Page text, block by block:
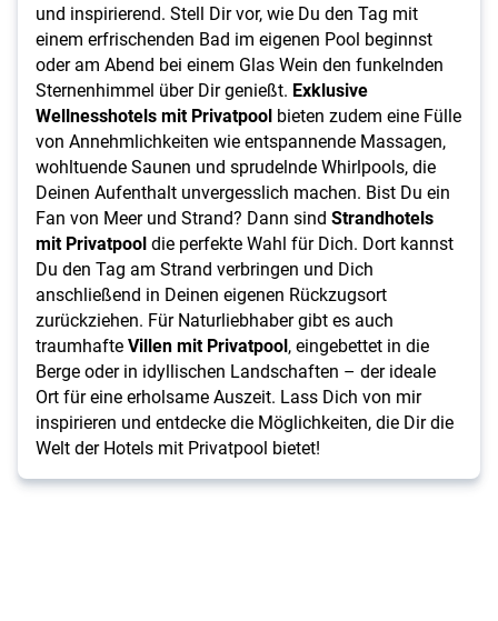
und inspirierend. Stell Dir vor, wie Du den Tag mit
einem erfrischenden Bad im eigenen Pool beginnst
oder am Abend bei einem Glas Wein den funkelnden
Sternenhimmel über Dir genießt. Exklusive
Wellnesshotels mit Privatpool bieten zudem eine Fülle
von Annehmlichkeiten wie entspannende Massagen,
wohltuende Saunen und sprudelnde Whirlpools, die
Deinen Aufenthalt unvergesslich machen. Bist Du ein
Fan von Meer und Strand? Dann sind Strandhotels
mit Privatpooldie perfekte Wahl für Dich. Dort kannst
Du den Tag am Strand verbringen und Dich
anschließend in Deinen eigenen Rückzugsort
zurückziehen. Für Naturliebhaber gibt es auch
traumhafteVillen mit Privatpool, eingebettet in die
Berge oder in idyllischen Landschaften – der ideale
Ort für eine erholsame Auszeit. Lass Dich von mir
inspirieren und entdecke die Möglichkeiten, die Dir die
Welt der Hotels mit Privatpool bietet!